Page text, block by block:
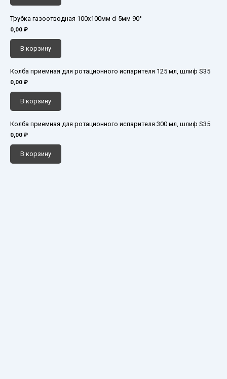
Трубка газоотводная 100х100мм d-5мм 90°
0,00 ₽
В корзину
Колба приемная для ротационного испарителя 125 мл, шлиф S35
0,00 ₽
В корзину
Колба приемная для ротационного испарителя 300 мл, шлиф S35
0,00 ₽
В корзину